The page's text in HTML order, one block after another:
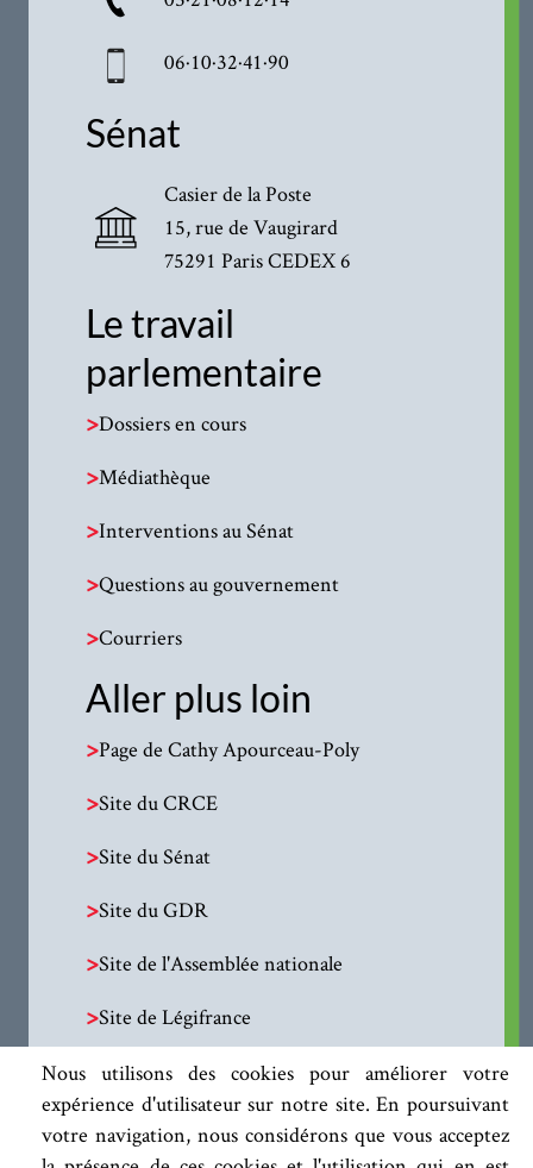
Nous utilisons des cookies pour améliorer votre
expérience d'utilisateur sur notre site. En poursuivant
votre navigation, nous considérons que vous acceptez
06·10·32·41·90
Sénat
Casier de la Poste
15, rue de Vaugirard
75291 Paris CEDEX 6
Le travail
parlementaire
>Dossiers en cours
>Médiathèque
>Interventions au Sénat
>Questions au gouvernement
>Courriers
Aller plus loin
>Page de Cathy Apourceau-Poly
>Site du CRCE
>Site du Sénat
>Site du GDR
>Site de l'Assemblée nationale
>Site de Légifrance